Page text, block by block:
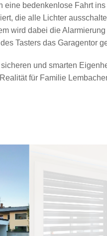
eine bedenkenlose Fahrt
die alle Lichter
wird dabei die
Tasters das Garagentor
und smarten
für Familie